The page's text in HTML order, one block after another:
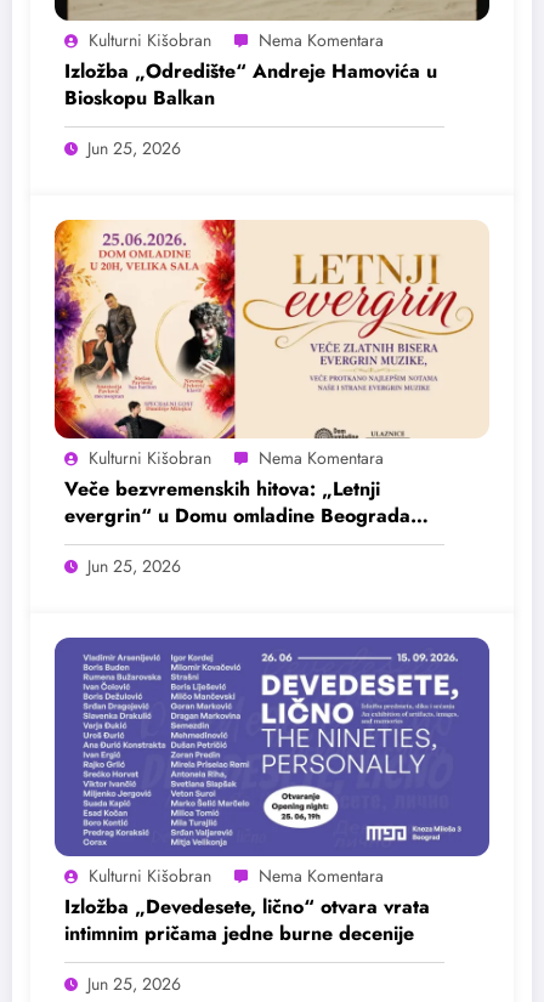
Kulturni Kišobran
Izložba „Odredište“ Andreje Hamovića u
Bioskopu Balkan
Jun 25, 2026
Kulturni Kišobran
Veče bezvremenskih hitova: „Letnji
evergrin“ u Domu omladine Beograda
25. juna
Jun 25, 2026
Kulturni Kišobran
Izložba „Devedesete, lično“ otvara vrata
intimnim pričama jedne burne decenije
Jun 25, 2026